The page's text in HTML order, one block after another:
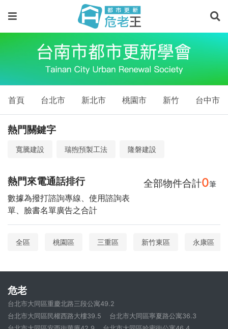
首頁 台北市 新北市 桃園市 新竹 台中市
熱門關鍵字
寬騰建設 瑞煦預製工法 隆磐建設
熱門來電通話排行 全部物件合計0筆
數據為撥打諮詢專線、使用諮詢表
單、臉書名單廣告之合計
全區 桃園區 三重區 新竹東區 永康區
危老
台北市大同區重慶北路三段公寓49.2
台北市大同區民權西路大樓39.5
台北市大同區寧夏路公寓36.3